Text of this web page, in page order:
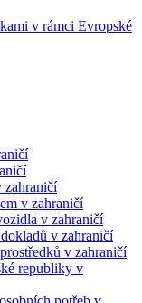
v rámci Evropské
zahraničí
v zahraničí
v zahraničí
v zahraničí
v zahraničí
republiky v